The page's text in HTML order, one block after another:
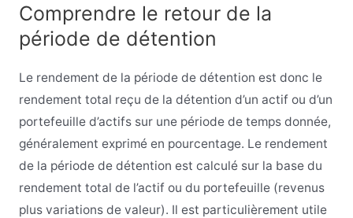
Comprendre le retour de la
période de détention
Le rendement de la période de détention est donc le
rendement total reçu de la détention d’un actif ou d’un
portefeuille d’actifs sur une période de temps donnée,
généralement exprimé en pourcentage. Le rendement
de la période de détention est calculé sur la base du
rendement total de l’actif ou du portefeuille (revenus
plus variations de valeur). Il est particulièrement utile